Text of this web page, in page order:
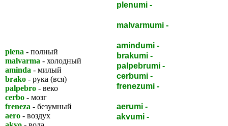
plena - полный
malvarma - холодный
aminda - милый
brako - рука (вся)
palpebro - веко
cerbo - мозг
freneza - безумный
aero - воздух
plenumi -
malvarmumi -
amindumi -
brakumi -
palpebrumi -
cerbumi -
frenezumi -
aerumi -
akvumi -